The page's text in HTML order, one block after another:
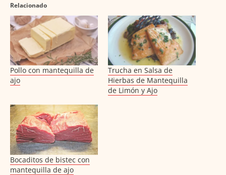
Relacionado
Pollo con mantequilla de
ajo
Trucha en Salsa de
Hierbas de Mantequilla
de Limón y Ajo
Bocaditos de bistec con
mantequilla de ajo